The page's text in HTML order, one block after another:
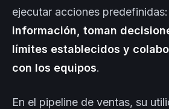
ejecutar acciones predefinidas:
información, toman
límites establecidos y
con los equipos.
En el pipeline de ventas, su